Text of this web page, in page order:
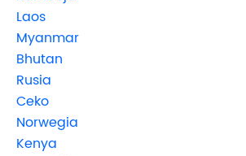
Laos
Myanmar
Bhutan
Rusia
Ceko
Norwegia
Kenya